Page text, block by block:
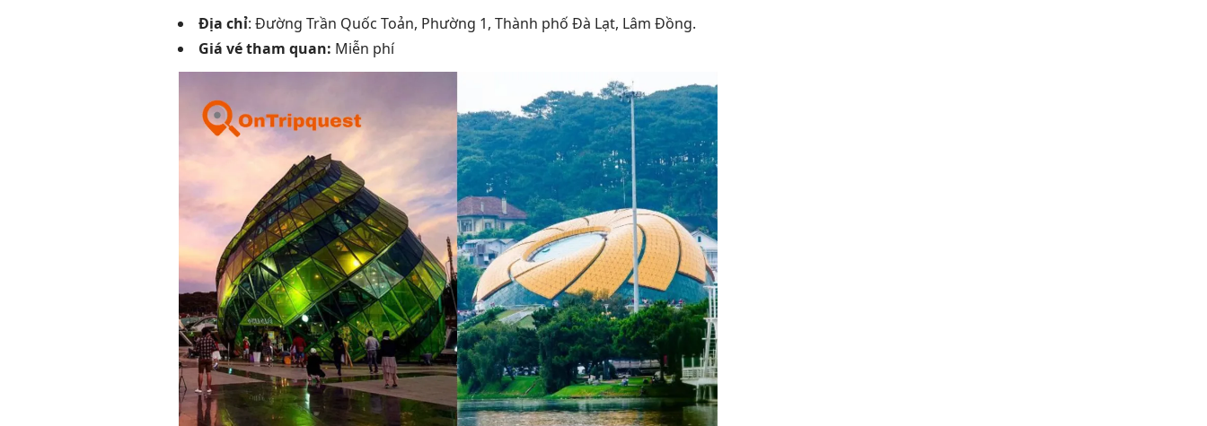
Địa chỉ: Đường Trần Quốc Toản, Phường 1, Thành phố Đà Lạt, Lâm Đồng.
Giá vé tham quan: Miễn phí